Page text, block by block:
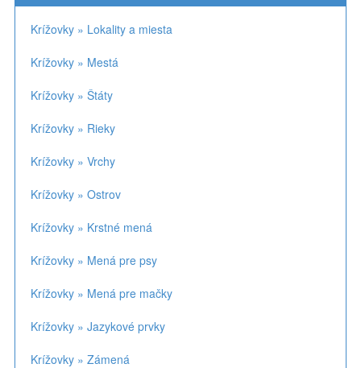
Krížovky » Lokality a miesta
Krížovky » Mestá
Krížovky » Štáty
Krížovky » Rieky
Krížovky » Vrchy
Krížovky » Ostrov
Krížovky » Krstné mená
Krížovky » Mená pre psy
Krížovky » Mená pre mačky
Krížovky » Jazykové prvky
Krížovky » Zámená